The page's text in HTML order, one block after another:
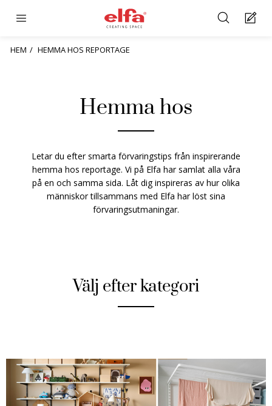
HEM HEMMA HOS REPORTAGE
Hemma hos
Letar du efter smarta förvaringstips från inspirerande
hemma hos reportage. Vi på Elfa har samlat alla våra
på en och samma sida. Låt dig inspireras av hur olika
människor tillsammans med Elfa har löst sina
förvaringsutmaningar.
Välj efter kategori